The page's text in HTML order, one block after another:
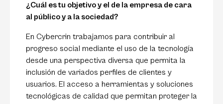
¿Cuál es tu objetivo y el de la empresa de cara
al público y a la sociedad?
En Cybercrin trabajamos para contribuir al
progreso social mediante el uso de la tecnología
desde una perspectiva diversa que permita la
inclusión de variados perfiles de clientes y
usuarios. El acceso a herramientas y soluciones
tecnológicas de calidad que permitan proteger la